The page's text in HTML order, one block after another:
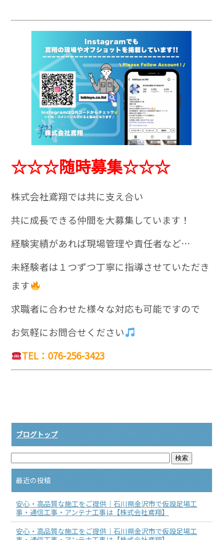
☆☆☆随時募集☆☆☆
株式会社鳶翔では共に支え合い
共に成長できる仲間を大募集しています！
経験実績があれば現場管理や責任者など…
未経験者は１つずつ丁寧に指導させていただき
ます
求職者に合わせた様々な対応も可能ですので
お気軽にお問合せください
TEL：076-256-3423
ブログトップ
最近の投稿
安心・高品質な施工をご提供｜石川県金沢市で仮設足場工
事・通信工事・アンテナ工事は【株式会社鳶翔】
安心・高品質な施工をご提供｜石川県金沢市で仮設足場工